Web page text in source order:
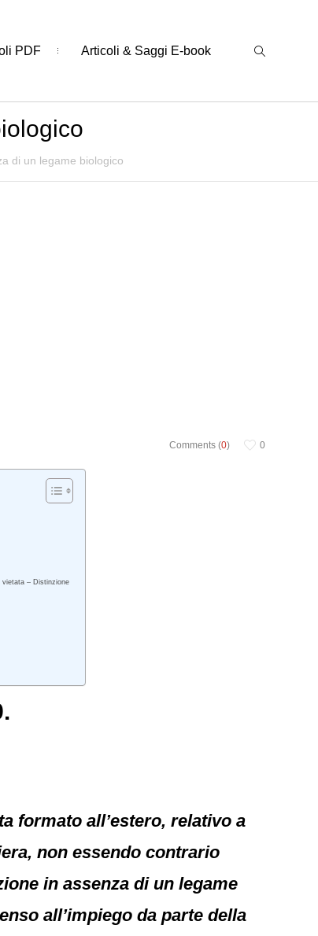
PDF Articoli & Saggi E-book
di un legame biologico
Comments (0) 0
vietata – Distinzione
formato all’estero, relativo a
non essendo contrario
in assenza di un legame
all’impiego da parte della